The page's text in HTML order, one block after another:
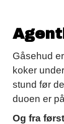
Gåsehud
koker
stund før
duoen er
Og fra